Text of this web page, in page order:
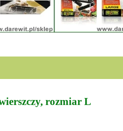
rozmiar L